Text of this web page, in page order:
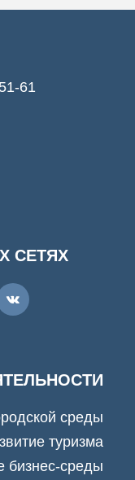
61
СЕТЯХ
среды
туризма
бизнес-среды